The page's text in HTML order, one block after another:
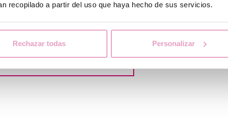
recopilado a partir del uso que haya hecho de sus servicios.
Rechazar todas Personalizar
al trattamento dei miei dati e accetto